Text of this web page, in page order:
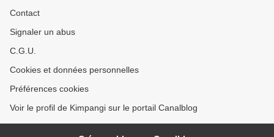
Contact
Signaler un abus
C.G.U.
Cookies et données personnelles
Préférences cookies
Voir le profil de Kimpangi sur le portail Canalblog